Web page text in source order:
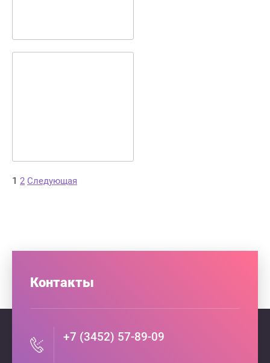
1 2 Следующая
Контакты
+7 (3452) 57-89-09